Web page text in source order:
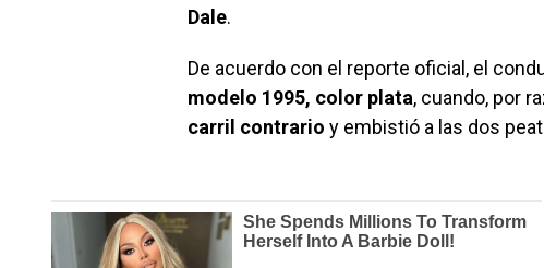
Dale.
De acuerdo con el reporte oficial, el
modelo 1995, color plata, cuando, por
carril contrario y embistió a las dos